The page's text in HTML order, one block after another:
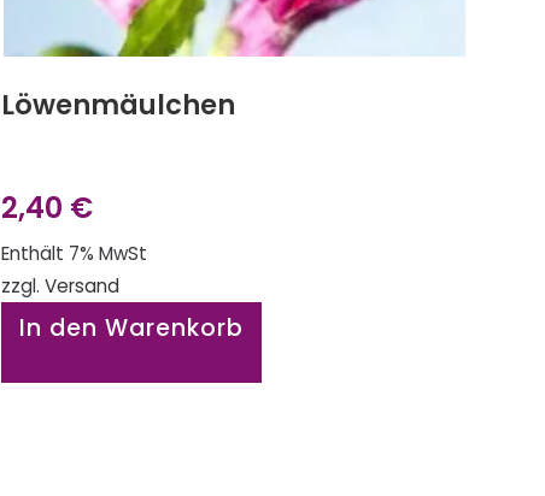
Löwenmäulchen
2,40 €
Enthält 7% MwSt
zzgl.Versand
In den Warenkorb